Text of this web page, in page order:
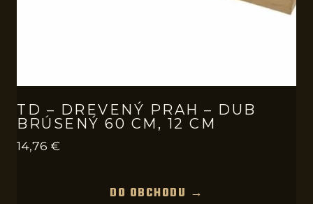
TD – DREVENÝ PRAH – DUB
BRÚSENÝ 60 CM, 12 CM
14,76 €
DO OBCHODU →